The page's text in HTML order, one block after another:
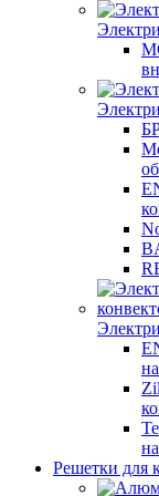
Решетки для